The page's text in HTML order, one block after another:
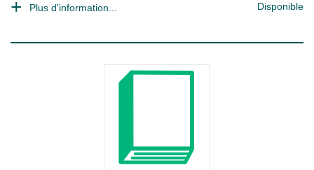
Plus d'information... Disponible